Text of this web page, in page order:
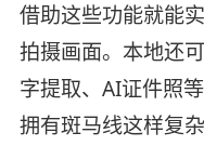
借助这些功能就能
拍摄画面。本地还
字提取、AI证件照
拥有斑马线这样复